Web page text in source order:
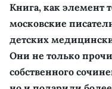
Книга, как элемент
московские
детских
Они не только
собственного